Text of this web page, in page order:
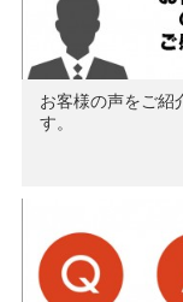
お客様の声をご紹
す。